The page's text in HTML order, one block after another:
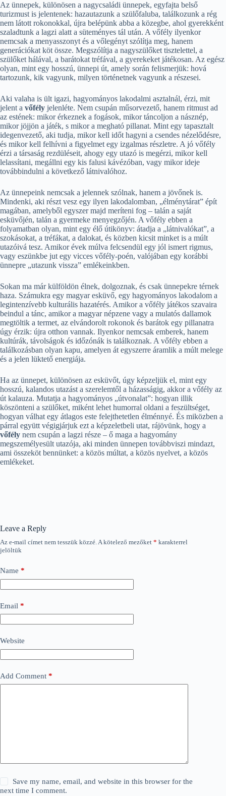
Az ünnepek, különösen a nagycsaládi ünnepek, egyfajta belső
turizmust is jelentenek: hazautazunk a szülőfaluba, találkozunk a rég
nem látott rokonokkal, újra belépünk abba a közegbe, ahol gyerekként
szaladtunk a lagzi alatt a süteményes tál után. A vőfély ilyenkor
nemcsak a menyasszonyt és a vőlegényt szólítja meg, hanem
generációkat köt össze. Megszólítja a nagyszülőket tisztelettel, a
szülőket hálával, a barátokat tréfával, a gyerekeket játékosan. Az egész
olyan, mint egy hosszú, ünnepi út, amely során felismerjük: hová
tartozunk, kik vagyunk, milyen történetnek vagyunk a részesei.
Aki valaha is ült igazi, hagyományos lakodalmi asztalnál, érzi, mit
jelent a vőfély jelenléte. Nem csupán műsorvezető, hanem ritmust ad
az estének: mikor érkeznek a fogások, mikor táncoljon a násznép,
mikor jöjjön a játék, s mikor a megható pillanat. Mint egy tapasztalt
idegenvezető, aki tudja, mikor kell időt hagyni a csendes nézelődésre,
és mikor kell felhívni a figyelmet egy izgalmas részletre. A jó vőfély
érzi a társaság rezdüléseit, ahogy egy utazó is megérzi, mikor kell
lelassítani, megállni egy kis falusi kávézóban, vagy mikor ideje
továbbindulni a következő látnivalóhoz.
Az ünnepeink nemcsak a jelennek szólnak, hanem a jövőnek is.
Mindenki, aki részt vesz egy ilyen lakodalomban, „élménytárat” épít
magában, amelyből egyszer majd meríteni fog – talán a saját
esküvőjén, talán a gyermeke menyegzőjén. A vőfély ebben a
folyamatban olyan, mint egy élő útikönyv: átadja a „látnivalókat”, a
szokásokat, a tréfákat, a dalokat, és közben kicsit minket is a múlt
utazóivá tesz. Amikor évek múlva felcsendül egy jól ismert rigmus,
vagy eszünkbe jut egy vicces vőfély-poén, valójában egy korábbi
ünnepre „utazunk vissza” emlékeinkben.
Sokan ma már külföldön élnek, dolgoznak, és csak ünnepekre térnek
haza. Számukra egy magyar esküvő, egy hagyományos lakodalom a
legintenzívebb kulturális hazatérés. Amikor a vőfély játékos szavaira
beindul a tánc, amikor a magyar népzene vagy a mulatós dallamok
megtöltik a termet, az elvándorolt rokonok és barátok egy pillanatra
úgy érzik: újra otthon vannak. Ilyenkor nemcsak emberek, hanem
kultúrák, távolságok és időzónák is találkoznak. A vőfély ebben a
találkozásban olyan kapu, amelyen át egyszerre áramlik a múlt melege
és a jelen lüktető energiája.
Ha az ünnepet, különösen az esküvőt, úgy képzeljük el, mint egy
hosszú, kalandos utazást a szerelemtől a házasságig, akkor a vőfély az
út kalauza. Mutatja a hagyományos „útvonalat”: hogyan illik
köszönteni a szülőket, miként lehet humorral oldani a feszültséget,
hogyan válhat egy átlagos este felejthetetlen élménnyé. És miközben a
párral együtt végigjárjuk ezt a képzeletbeli utat, rájövünk, hogy a
vőfély nem csupán a lagzi része – ő maga a hagyomány
megszemélyesült utazója, aki minden ünnepen továbbviszi mindazt,
ami összeköt bennünket: a közös múltat, a közös nyelvet, a közös
emlékeket.
Leave a Reply
Az e-mail címet nem tesszük közzé.A kötelező mezőket * karakterrel
jelöltük
Name *
Email *
Website
Add Comment *
Save my name, email, and website in this browser for the
next time I comment.